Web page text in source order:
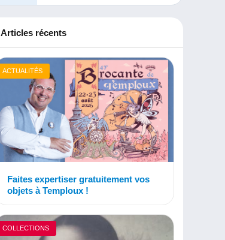
Articles récents
ACTUALITÉS
Faites expertiser gratuitement vos
objets à Temploux !
COLLECTIONS